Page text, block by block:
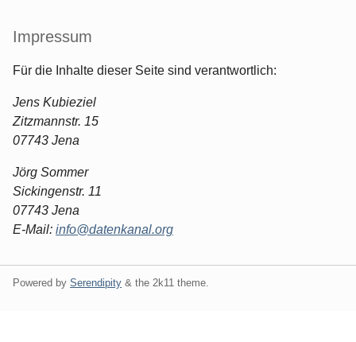
Impressum
Für die Inhalte dieser Seite sind verantwortlich:
Jens Kubieziel
Zitzmannstr. 15
07743 Jena
Jörg Sommer
Sickingenstr. 11
07743 Jena
E-Mail: info@datenkanal.org
Powered by Serendipity & the 2k11 theme.